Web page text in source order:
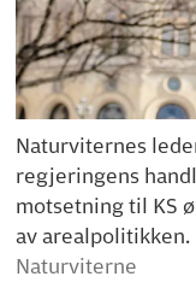
Naturviternes
regjeringens
motsetning til KS
av arealpolitikken.
Naturviterne